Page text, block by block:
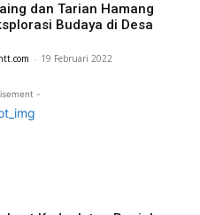
dan Tarian Hamang
Budaya di Desa
- 19 Februari 2022
-